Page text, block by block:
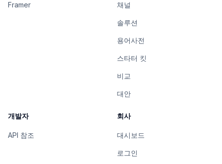
Framer 채널
솔루션
용어사전
스타터 킷
비교
대안
개발자
API 참조
회사
대시보드
로그인